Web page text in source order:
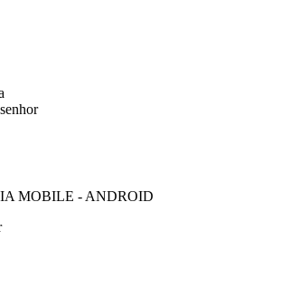
MOBILE - ANDROID